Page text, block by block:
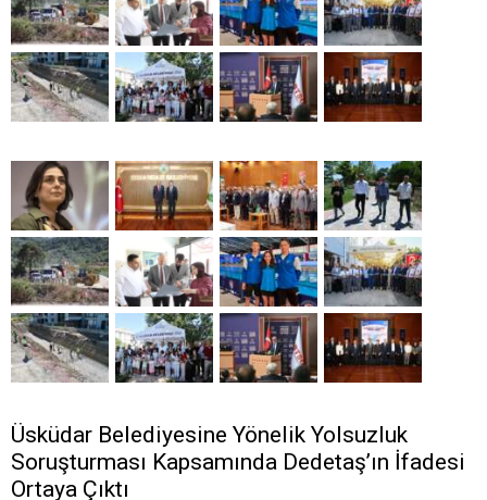
Üsküdar Belediyesine Yönelik Yolsuzluk
Soruşturması Kapsamında Dedetaş’ın İfadesi
Ortaya Çıktı